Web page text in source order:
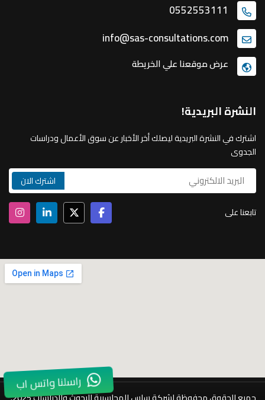
راسلنا واتس اب
0552553111
info@sas-consultations.com
عرض موقعنا علي الخريطة
النشرة البريدية!
اشترك في النشرة البريدية ليصلك أخر الأخبار عن سوق الأعمال ودراسات
الجدوى
تابعنا على